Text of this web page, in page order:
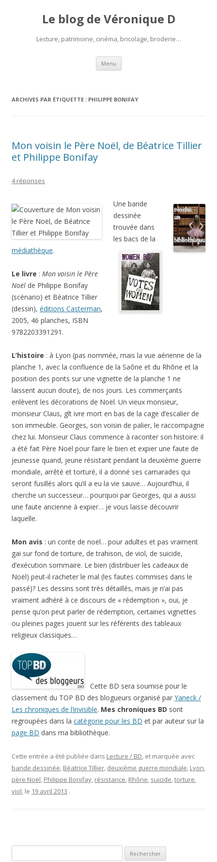
Le blog de Véronique D
Lecture, patrimoine, cinéma, bricolage, broderie…
Menu Aller
contenu
ARCHIVES PAR ÉTIQUETTE : PHILIPPE BONIFAY
Mon voisin le Père Noël, de Béatrice Tillier
et Philippe Bonifay
4 réponses
Une bande
dessinée
trouvée dans
les bacs de la
médiathèque.
Le livre : Mon voisin le Père
Noël de Philippe Bonifay
(scénario) et Béatrice Tillier
(dessin), éditions Casterman,
2005, 46 planches, ISBN
9782203391291.
L’histoire : à Lyon (pas nommée, mais la vue aérienne de la
planche 1, avec la confluence de la Saône et du Rhône et la
position des ponts sur une vignette de la planche 1 ne
laissent aucun doute), de nos jours. Les commerçants
enlèvent les décorations de Noël. Un vieux monsieur,
monsieur Claus, gît ivre mort en bas de la cage d’escalier de
son immeuble. Georges, son voisin de palier, le raccompagne
chez lui. Monsieur Claus commence à raconter son histoire: il
a été fait Père Noël pour faire le bien et expier une faute de
jeunesse quand, jeune résistant pendant la deuxième guerre
mondiale, arrêté et torturé, il a donné ses camarades qui
seront fusillés alors qu’il a eu la vie sauve… Aujourd’hui, il
cherche un successeur… pourquoi par Georges, qui a aussi
une faute ancienne à expier… je vous laisse découvrir
laquelle.
Mon avis : un conte de noël… pour adultes et pas vraiment
gai sur fond de torture, de trahison, de viol, de suicide,
d’exécution sommaire. Le bien (distribuer les cadeaux de
Noël) peut-il racheter le mal (les fautes commises dans le
passé)? Les dessins sont très détaillés, mais je n’ai pas
vraiment adhéré à ce discours de « rédemption », oui, je
pense qu’on peut parler de rédemption, certaines vignettes
ou pleines pages jouent sur les référents des tableaux
religieux classiques…
Cette BD sera soumise pour le
classement du TOP BD des blogueurs organisé par Yaneck /
Les chroniques de l’invisible. Mes chroniques BD sont
regroupées dans la catégorie pour les BD et par auteur sur la
page BD dans ma bibliothèque.
Cette entrée a été publiée dans Lecture / BD, et marquée avec
bande dessinée, Béatrice Tillier, deuxième guerre mondiale, Lyon,
père Noël, Philippe Bonifay, résistance, Rhône, suicide,torture,
viol, le 19 avril 2013 .